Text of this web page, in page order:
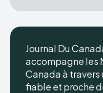
Journal Du
accompagne les
Canada à
fiable et proche